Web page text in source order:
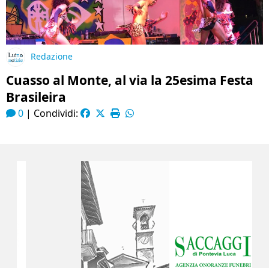
Redazione
Cuasso al Monte, al via la 25esima Festa
Brasileira
0 | Condividi: